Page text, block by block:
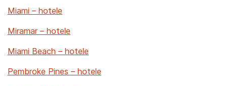
Miami – hotele
Miramar – hotele
Miami Beach – hotele
Pembroke Pines – hotele